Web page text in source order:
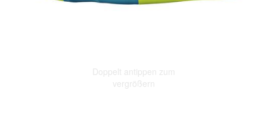
Doppelt antippen zum
vergrößern